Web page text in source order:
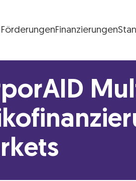
FörderungenFinanzierungen